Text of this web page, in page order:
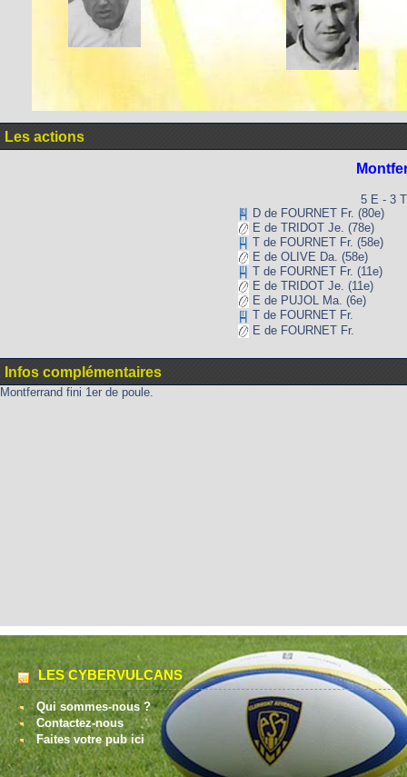
Les actions
5 E - 3
D de FOURNET Fr. (80e)
E de TRIDOT Je. (78e)
T de FOURNET Fr. (58e)
E de OLIVE Da. (58e)
T de FOURNET Fr. (11e)
E de TRIDOT Je. (11e)
E de PUJOL Ma. (6e)
T de FOURNET Fr.
E de FOURNET Fr.
Infos complémentaires
Montferrand fini 1er de poule.
LES CYBERVULCANS
Qui sommes-nous ?
Contactez-nous
Faites votre pub ici